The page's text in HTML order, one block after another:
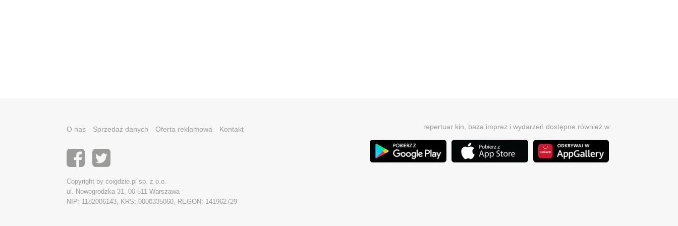
O nas Sprzedaż danych Oferta reklamowa Kontakt
Copyright by coigdzie.pl sp. z o.o.
ul. Nowogrodzka 31, 00-511 Warszawa
NIP: 1182006143, KRS: 0000335060, REGON: 141962729
repertuar kin, baza imprez i wydarzeń dostępne również w: